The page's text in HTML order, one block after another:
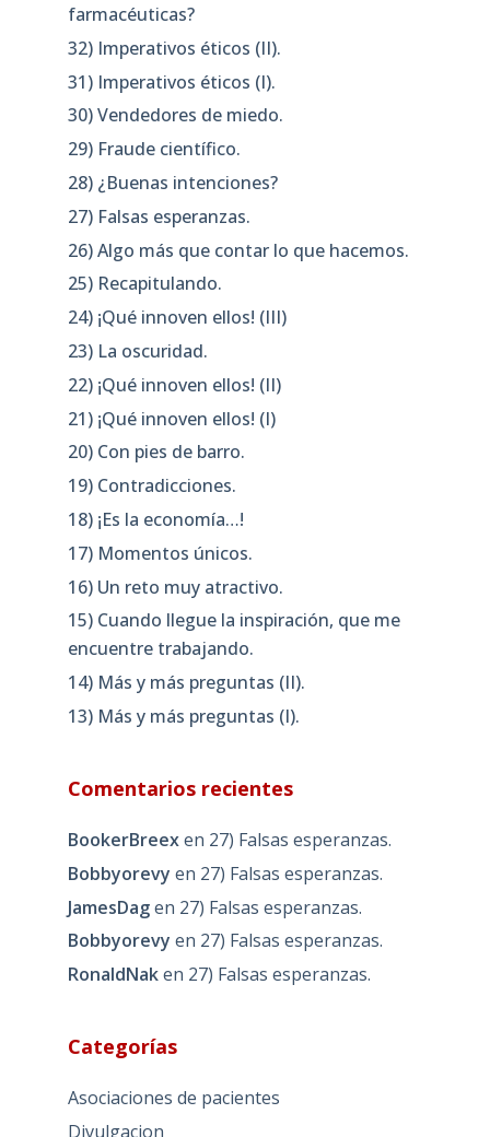
farmacéuticas?
32) Imperativos éticos (II).
31) Imperativos éticos (I).
30) Vendedores de miedo.
29) Fraude científico.
28) ¿Buenas intenciones?
27) Falsas esperanzas.
26) Algo más que contar lo que hacemos.
25) Recapitulando.
24) ¡Qué innoven ellos! (III)
23) La oscuridad.
22) ¡Qué innoven ellos! (II)
21) ¡Qué innoven ellos! (I)
20) Con pies de barro.
19) Contradicciones.
18) ¡Es la economía…!
17) Momentos únicos.
16) Un reto muy atractivo.
15) Cuando llegue la inspiración, que me
encuentre trabajando.
14) Más y más preguntas (II).
13) Más y más preguntas (I).
Comentarios recientes
BookerBreexen 27) Falsas esperanzas.
Bobbyorevy en 27) Falsas esperanzas.
JamesDagen 27) Falsas esperanzas.
Bobbyorevy en 27) Falsas esperanzas.
RonaldNaken 27) Falsas esperanzas.
Categorías
Asociaciones de pacientes
Divulgacion